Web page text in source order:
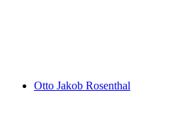
Otto Jakob Rosenthal